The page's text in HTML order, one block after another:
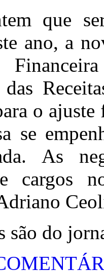
que
ano, a
das
o
se
As
cargos
são do